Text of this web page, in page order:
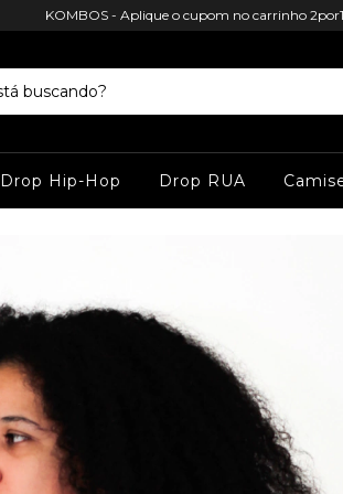
KOMBOS - Aplique o cupom no carrinho
Drop Hip-Hop Drop RUA